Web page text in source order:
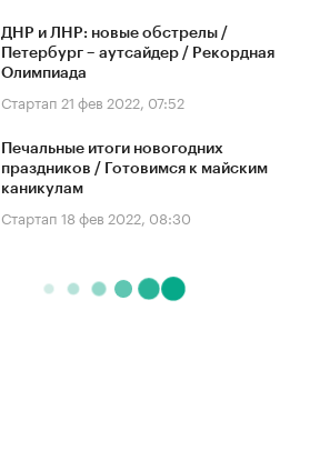
ДНР и ЛНР: новые обстрелы /
Петербург – аутсайдер / Рекордная
Олимпиада
Стартап 21 фев 2022, 07:52
Печальные итоги новогодних
праздников / Готовимся к майским
каникулам
Стартап 18 фев 2022, 08:30